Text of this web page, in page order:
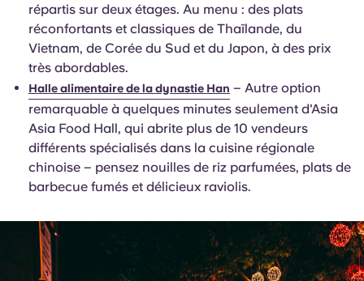
répartis sur deux étages. Au menu : des plats
réconfortants et classiques de Thaïlande, du
Vietnam, de Corée du Sud et du Japon, à des prix
très abordables.
Halle alimentaire de la dynastie Han – Autre option
remarquable à quelques minutes seulement d'Asia
Asia Food Hall, qui abrite plus de 10 vendeurs
différents spécialisés dans la cuisine régionale
chinoise – pensez nouilles de riz parfumées, plats de
barbecue fumés et délicieux raviolis.